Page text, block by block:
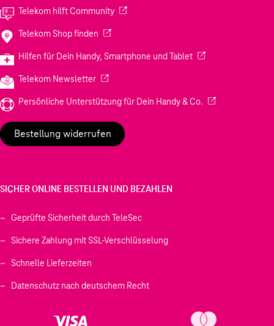
Telekom hilft Community(Wird in einem neuen Tab geöffnet)
Telekom Shop finden (Wird in einem neuen Tab geöffnet)
Hilfen für Dein Handy, Smartphone und Tablet(Wird in einem
Telekom Newsletter(Wird in einem neuen Tab geöffnet)
Persönliche Unterstützung für Dein Handy & Co. (Wird in einem
Bestellung widerrufen
SICHER ONLINE BESTELLEN UND BEZAHLEN
Geprüfte Sicherheit durch TeleSec
Sichere Zahlung mit SSL-Verschlüsselung
Schnelle Lieferzeiten
Datenschutz nach deutschem Recht